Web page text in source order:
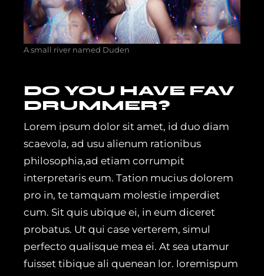
A small river named Duden
DO YOU HAVE FAV
DRUMMER?
Lorem ipsum dolor sit amet, id duo diam
scaevola, ad usu alienum rationibus
philosophia,ad etiam corrumpit
interpretaris eum. Tation mucius dolorem
pro in, te tamquam molestie imperdiet
cum. Sit quis ubique ei, in eum diceret
probatus. Ut qui case verterem, simul
perfecto qualisque mea ei. At sea utamur
fuisset tibique ali quenean lor. loremispum